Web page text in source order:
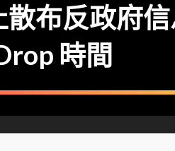
散布反政府
時間